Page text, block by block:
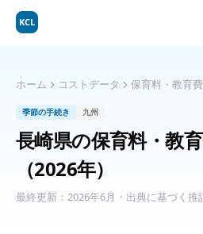
KCL
ホーム コストデータ 保育料・教育
季節の手続き 九州
長崎県の保育料・教
（2026年）
最終更新： 2026年6月 ・出典に基づく推